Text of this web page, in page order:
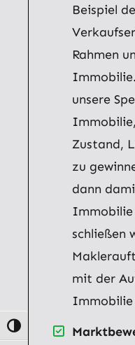
Umschalten auf hohe
Beispiel
Rahmen
unsere
Zustand,
zu
dann
Immobilie
schließen
mit der
Immobilie